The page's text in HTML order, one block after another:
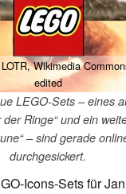
Wikimedia
edited
LEGO-Sets – eines
der Ringe“ und ein
– sind gerade
durchgesickert.
Icons-Sets für